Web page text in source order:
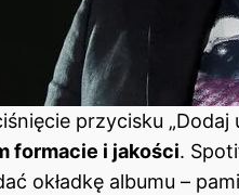
przycisku
formacie i jakości.
okładkę albumu –